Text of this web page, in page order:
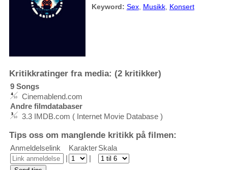
Keyword: Sex, Musikk, Konsert
Kritikkratinger fra media: (2 kritikker)
9 Songs
Cinemablend.com
Andre filmdatabaser
3.3 IMDB.com ( Internet Movie Database )
Tips oss om manglende kritikk på filmen:
Anmeldelselink KarakterSkala
|
|